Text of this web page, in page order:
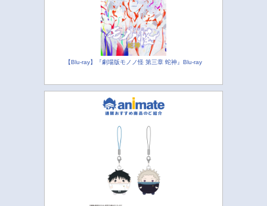
【Blu-ray】『劇場版モノノ怪 第三章 蛇神』Blu-ray